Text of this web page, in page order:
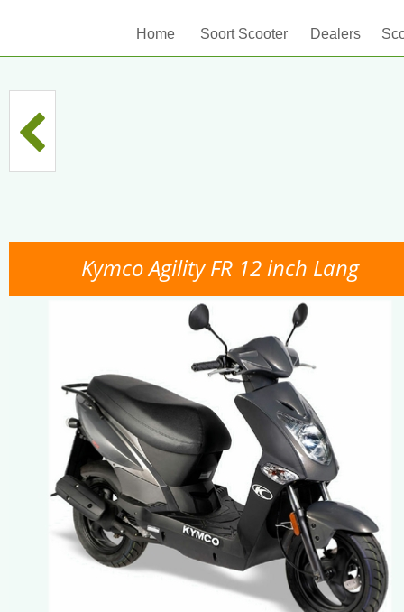
Kymco Agility FR 12 inch Lang
Home Soort Scooter Dealers